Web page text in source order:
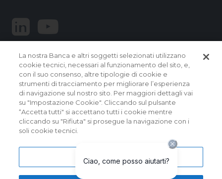
© 2026 Banca Popolare del Lazio.
Tutti i diritti riservati
Banca Popolare del Lazio Soc. Coop. per Azioni | Sede
Sociale e Direzione Generale: Via Martiri delle Fosse
Ardeatine, 9 – 00049 VELLETRI (RM) – Capogruppo del
Gruppo Bancario Banca Popolare del Lazio | Albo dei Gruppi
BIC/SWIFT: BPLZIT3V | P. IVA n. 15854861000
La nostra Banca e altri soggetti selezionati utilizzano
cookie tecnici, necessari al funzionamento del sito, e,
con il suo consenso, altre tipologie di cookie e
strumenti di tracciamento per migliorare l’esperienza
di navigazione sul nostro sito. Per maggiori dettagli vai
su "Impostazione Cookie". Cliccando sul pulsante
“Accetta tutti" si accettano tutti i cookie mentre
cliccando su "Rifiuta" si prosegue la navigazione con i
soli cookie tecnici.
Impostazioni cookie